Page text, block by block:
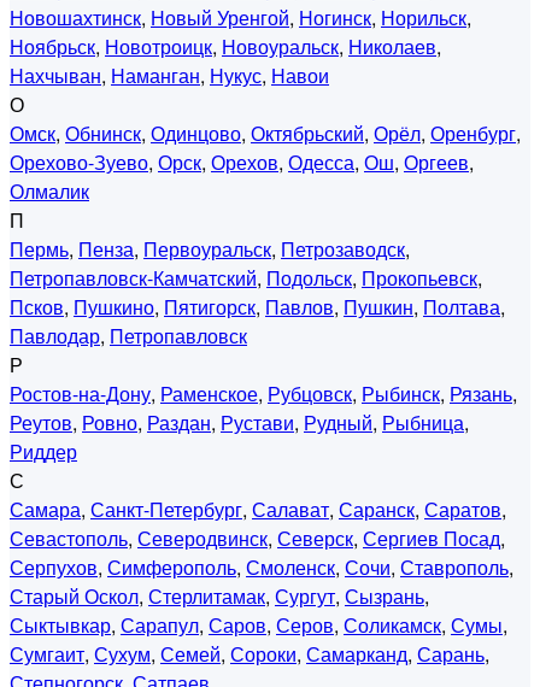
Новошахтинск, Новый Уренгой, Ногинск, Норильск,
Ноябрьск, Новотроицк, Новоуральск, Николаев,
Нахчыван, Наманган, Нукус, Навои
О
Омск, Обнинск, Одинцово, Октябрьский, Орёл, Оренбург,
Орехово-Зуево, Орск, Орехов, Одесса, Ош, Оргеев,
Олмалик
П
Пермь, Пенза, Первоуральск, Петрозаводск,
Петропавловск-Камчатский, Подольск, Прокопьевск,
Псков, Пушкино, Пятигорск, Павлов, Пушкин, Полтава,
Павлодар, Петропавловск
Р
Ростов-на-Дону, Раменское, Рубцовск, Рыбинск, Рязань,
Реутов, Ровно, Раздан, Рустави, Рудный, Рыбница,
Риддер
С
Самара, Санкт-Петербург, Салават, Саранск, Саратов,
Севастополь, Северодвинск, Северск, Сергиев Посад,
Серпухов, Симферополь, Смоленск, Сочи, Ставрополь,
Старый Оскол, Стерлитамак, Сургут, Сызрань,
Сыктывкар, Сарапул, Саров, Серов, Соликамск, Сумы,
Сумгаит, Сухум, Семей, Сороки, Самарканд, Сарань,